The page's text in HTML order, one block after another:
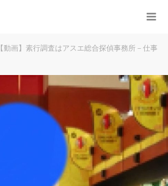
【動画】素行調査はアスエ総合探偵事務所－仕事